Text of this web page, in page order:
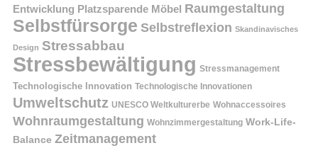
Entwicklung Platzsparende Möbel Raumgestaltung
Selbstfürsorge Selbstreflexion Skandinavisches
Design Stressabbau
Stressbewältigung Stressmanagement
Technologische Innovation Technologische Innovationen
Umweltschutz UNESCO Weltkulturerbe Wohnaccessoires
Wohnraumgestaltung Wohnzimmergestaltung Work-Life-
Balance Zeitmanagement